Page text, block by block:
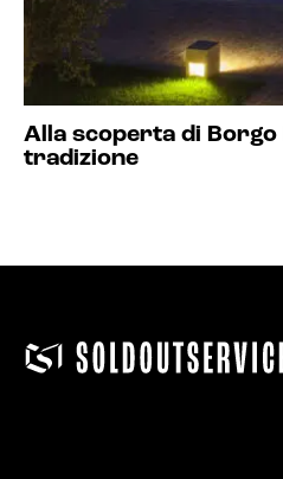
Alla scoperta di Borgo
tradizione